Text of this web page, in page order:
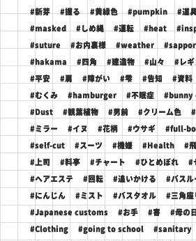
#新芽 #握る #黄緑色 #pumpkin #道
#masked #しめ縄 #運転 #heat
#suture #お内裏様 #weather
#hakama #四角 #建造物 #山々 #レギ
#平安 #肩 #障がい #雫 #告知 #資料
#むくみ #hamburger #不眠症 #bunny
#Dust #観葉植物 #男前 #クリーム色
#ミラー #イヌ #花柄 #ウサギ #full-
#self-cut #スーツ #機嫌 #Health #
#上司 #料亭 #チャート #ひとめぼれ #
#ヘアエステ #回転 #追いかける #バスル
#にんじん #ミスト #バスタオル #三角座
#Japanese customs #お手 #害 #母の日
#Clothing #going to school #sanitary